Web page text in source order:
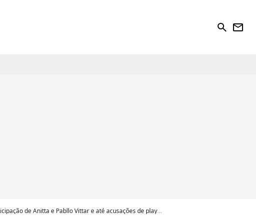
search newsletter
Anitta e Pabllo Vittar e até acusações de playback. Saiba tudo!